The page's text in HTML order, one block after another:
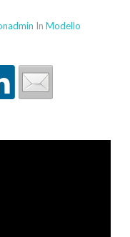
In Modello